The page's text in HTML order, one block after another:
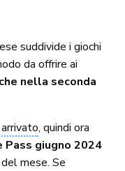
suddivide i giochi
da offrire ai
nella seconda
, quindi ora
Pass giugno 2024
mese. Se